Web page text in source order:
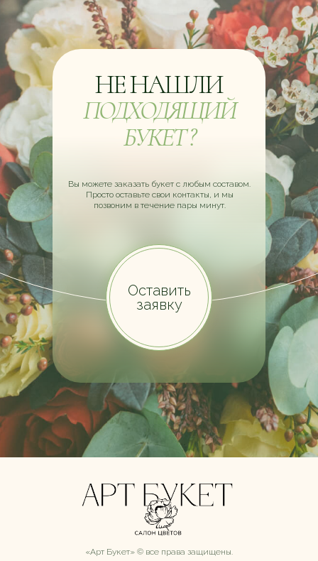
Оставить
заявку
НЕ НАШЛИ
ПОДХОДЯЩИЙ
БУКЕТ ?
Вы можете заказать букет с любым составом.
Просто оставьте свои контакты, и мы
позвоним в течение пары минут.
«Арт Букет» ©️ все права защищены.